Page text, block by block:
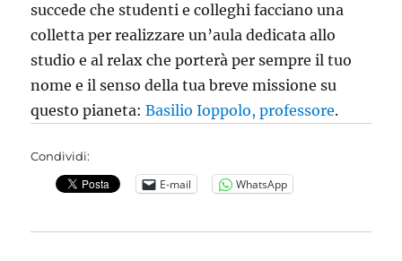
succede che studenti e colleghi facciano una
colletta per realizzare un’aula dedicata allo
studio e al relax che porterà per sempre il tuo
nome e il senso della tua breve missione su
questo pianeta:Basilio Ioppolo, professore.
Condividi:
E-mail WhatsApp